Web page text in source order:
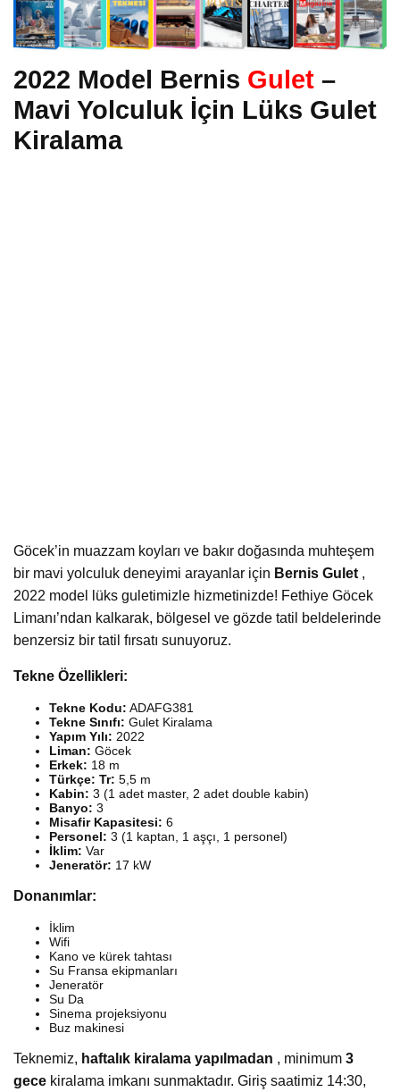
2022 Model Bernis Gulet –
Mavi Yolculuk İçin Lüks Gulet
Kiralama
Göcek’in muazzam koyları ve bakır doğasında muhteşem
bir mavi yolculuk deneyimi arayanlar için Bernis Gulet,
2022 model lüks guletimizle hizmetinizde! Fethiye Göcek
Limanı’ndan kalkarak, bölgesel ve gözde tatil beldelerinde
benzersiz bir tatil fırsatı sunuyoruz.
Tekne Özellikleri:
Tekne Kodu: ADAFG381
Tekne Sınıfı: Gulet Kiralama
Yapım Yılı: 2022
Liman: Göcek
Erkek: 18 m
Türkçe: Tr: 5,5 m
Kabin: 3 (1 adet master, 2 adet double kabin)
Banyo: 3
Misafir Kapasitesi: 6
Personel: 3 (1 kaptan, 1 aşçı, 1 personel)
İklim: Var
Jeneratör: 17 kW
Donanımlar:
İklim
Wifi
Kano ve kürek tahtası
Su Fransa ekipmanları
Jeneratör
Su Da
Sinema projeksiyonu
Buz makinesi
Teknemiz, haftalık kiralama yapılmadan , minimum 3
gece kiralama imkanı sunmaktadır. Giriş saatimiz 14:30,